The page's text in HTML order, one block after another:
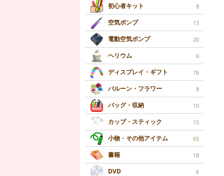
初心者キット 8
空気ポンプ 13
電動空気ポンプ 20
ヘリウム 6
ディスプレイ・ギフト 76
バルーン・フラワー 8
バッグ・収納 10
カップ・スティック 15
小物・その他アイテム 65
書籍 18
DVD 6